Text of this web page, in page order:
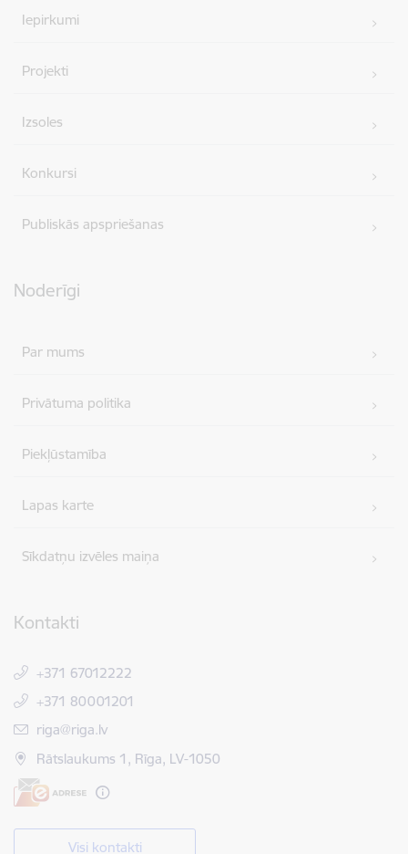
Iepirkumi
Projekti
Izsoles
Konkursi
Publiskās apspriešanas
Noderīgi
Par mums
Privātuma politika
Piekļūstamība
Lapas karte
Sīkdatņu izvēles maiņa
Kontakti
+371 67012222
+371 80001201
E-pasts:
riga@riga.lv
Rātslaukums 1, Rīga, LV-1050
Visi kontakti